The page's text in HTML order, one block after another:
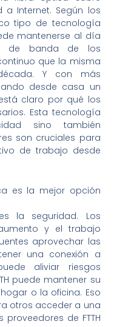
Internet. Según los
tipo de tecnología
mantenerse al día
de banda de los
que la misma
Y con más
desde casa un
claro por qué los
Esta tecnología
sino también
son cruciales para
de trabajo desde
es la mejor opción
la seguridad. Los
y el trabajo
aprovechar las
una conexión a
aliviar riesgos
puede mantener su
o la oficina. Eso
otros acceder a una
de FTTH